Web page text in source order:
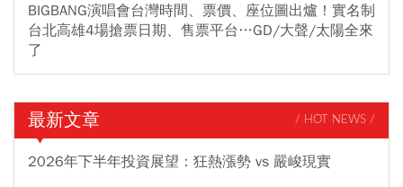
BIGBANG演唱會台灣時間、票價、座位圖出爐！實名制
台北高雄4場搶票日期、售票平台…GD/大聲/太陽全來
了
最新文章 / HOT NEWS /
2026年下半年投資展望：狂熱漲勢 vs 嚴峻現實